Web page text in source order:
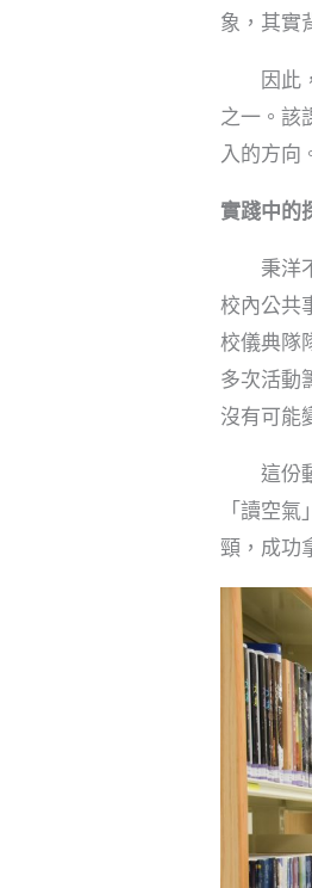
象，其實
因此，
之一。該
入的方向
實踐中的
秉洋不
校內公共
校儀典隊
多次活動
沒有可能
這份動
「讀空
頸，成功